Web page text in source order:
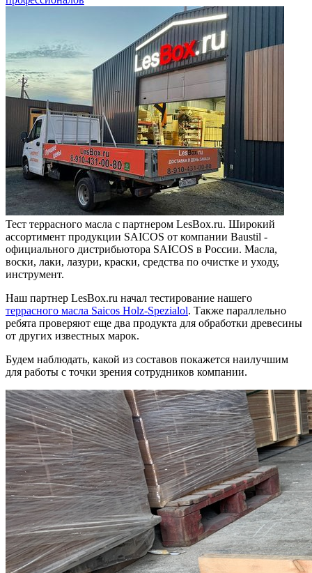
Тест террасного масла с партнером LesBox.ru. Широкий
ассортимент продукции SAICOS от компании Baustil -
официального дистрибьютора SAICOS в России. Масла,
воски, лаки, лазури, краски, средства по очистке и уходу,
инструмент.
Наш партнер LesBox.ru начал тестирование нашего
террасного масла Saicos Holz-Spezialol. Также параллельно
ребята проверяют еще два продукта для обработки древесины
от других известных марок.
Будем наблюдать, какой из составов покажется наилучшим
для работы с точки зрения сотрудников компании.